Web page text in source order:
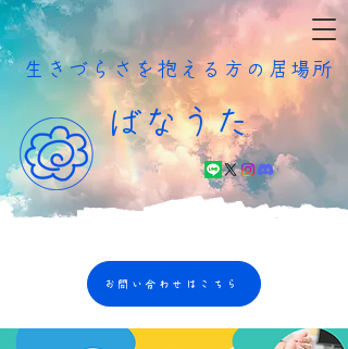
​生きづらさを抱える方の居場所
ばなうた
お問い合わせはこちら